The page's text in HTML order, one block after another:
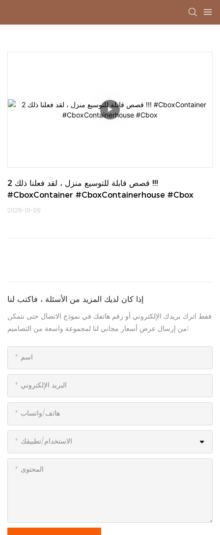
2 قصص قابلة للتوسيع منزل ، لقد فعلنا ذلك !!!
#CboxContainer #CboxContainerhouse #Cbox
2025-01-09
إذا كان لديك المزيد من الأسئلة ، فاكتب لنا
فقط اترك بريدك الإلكتروني أو رقم هاتفك في نموذج الاتصال حتى نتمكن
من إرسال عرض أسعار مجاني لنا لمجموعة واسعة من التصاميم!
اسم
البريد الإلكتروني
هاتف/واتساب
الاستخدام/تطبيقك
المحتوى